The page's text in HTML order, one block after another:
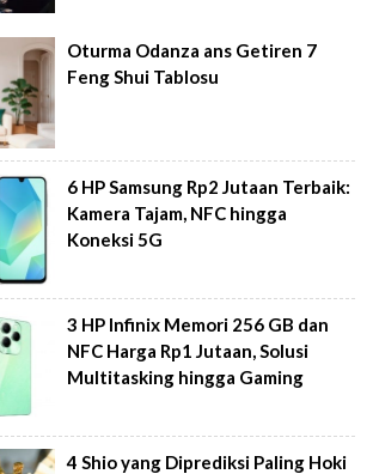
Oturma Odanza ans Getiren 7
Feng Shui Tablosu
6 HP Samsung Rp2 Jutaan Terbaik:
Kamera Tajam, NFC hingga
Koneksi 5G
3 HP Infinix Memori 256 GB dan
NFC Harga Rp1 Jutaan, Solusi
Multitasking hingga Gaming
4 Shio yang Diprediksi Paling Hoki